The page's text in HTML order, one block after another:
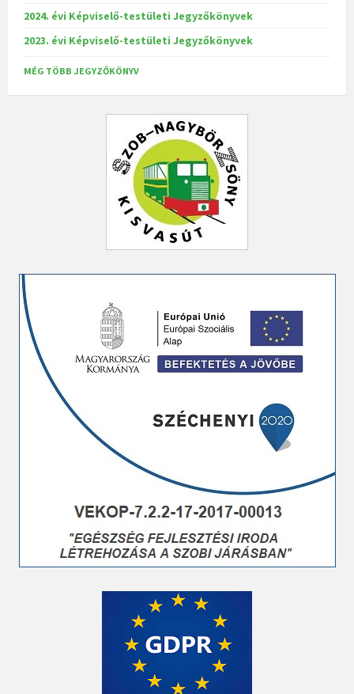
2024. évi Képviselő-testületi Jegyzőkönyvek
2023. évi Képviselő-testületi Jegyzőkönyvek
MÉG TÖBB JEGYZŐKÖNYV